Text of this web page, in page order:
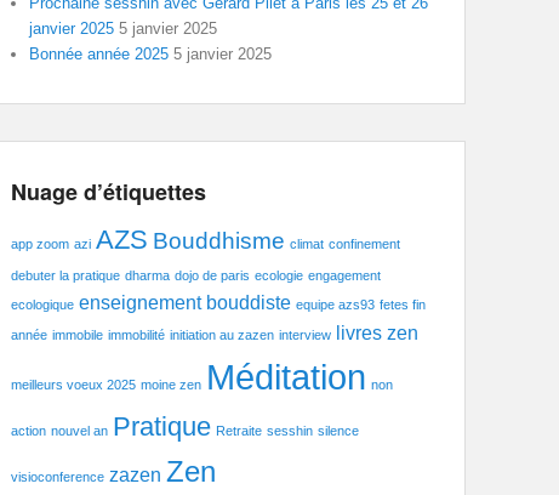
janvier 2025 5 janvier 2025
Bonnée année 2025 5 janvier 2025
Nuage d’étiquettes
app zoom azi AZS Bouddhisme climat confinement
debuter la pratique dharma dojo de paris ecologie engagement
ecologique enseignement bouddiste equipe azs93 fetes fin
année immobile immobilité initiation au zazen interview livres zen
meilleurs voeux 2025 moine zen Méditation non
action nouvel an Pratique Retraite sesshin silence
visioconference zazen Zen